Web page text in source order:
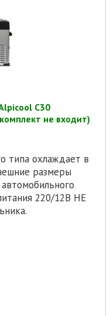
С30
не входит)
типа охлаждает в
размеры
220/12В НЕ